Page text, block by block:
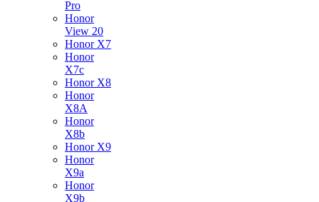
Pro
Honor
View 20
Honor X7
Honor
X7c
Honor X8
Honor
X8A
Honor
X8b
Honor X9
Honor
X9a
Honor
X9b